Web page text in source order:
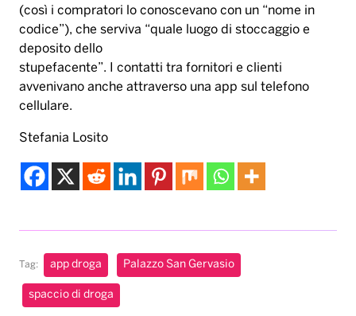
(così i compratori lo conoscevano con un “nome in
codice”), che serviva “quale luogo di stoccaggio e
deposito dello
stupefacente”. I contatti tra fornitori e clienti
avvenivano anche attraverso una app sul telefono
cellulare.
Stefania Losito
Tag: app droga Palazzo San Gervasio
spaccio di droga